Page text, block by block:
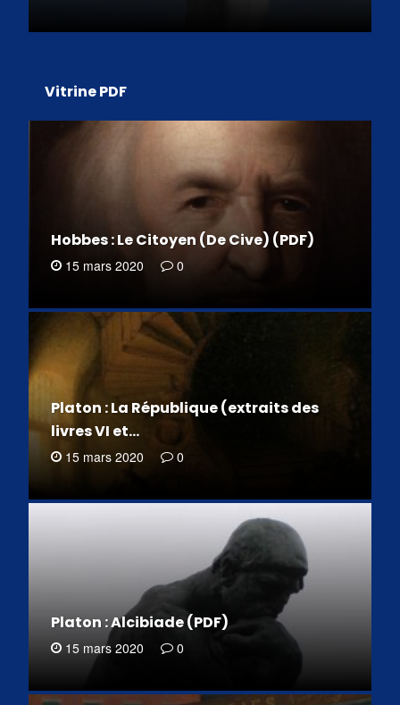
Vitrine PDF
Hobbes : Le Citoyen (De Cive) (PDF)
15 mars 2020 0
Platon : La République (extraits des
livres VI et…
15 mars 2020 0
Platon : Alcibiade (PDF)
15 mars 2020 0